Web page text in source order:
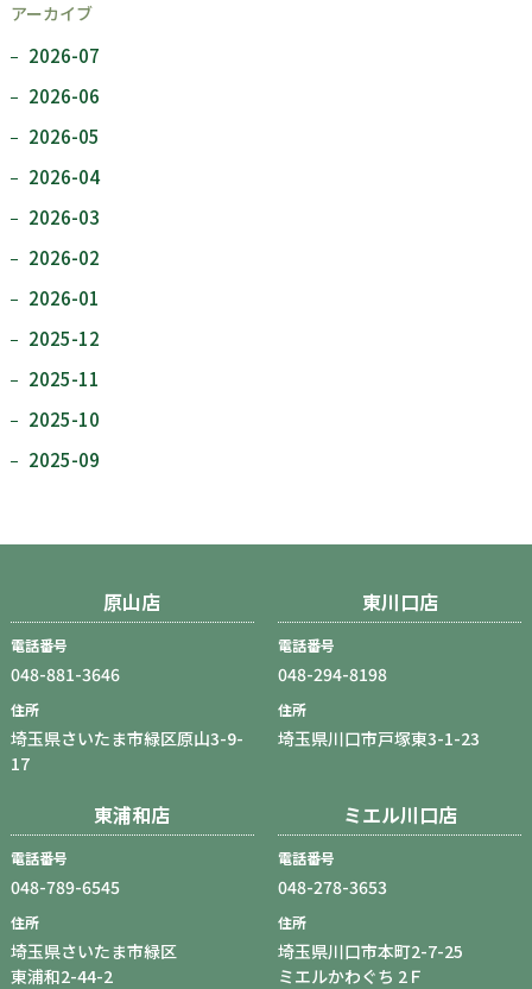
アーカイブ
2026-07
2026-06
2026-05
2026-04
2026-03
2026-02
2026-01
2025-12
2025-11
2025-10
2025-09
原山店
電話番号
048-881-3646
住所
埼玉県さいたま市緑区原山3-9-
17
東川口店
電話番号
048-294-8198
住所
埼玉県川口市戸塚東3-1-23
東浦和店
電話番号
048-789-6545
住所
埼玉県さいたま市緑区
東浦和2-44-2
ミエル川口店
電話番号
048-278-3653
住所
埼玉県川口市本町2-7-25
ミエルかわぐち 2Ｆ